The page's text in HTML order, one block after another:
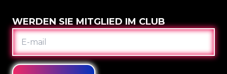
WERDEN SIE MITGLIED IM CLUB
E-
MAIL